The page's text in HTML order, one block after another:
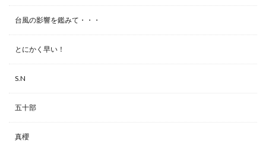
台風の影響を鑑みて・・・
とにかく早い！
S.N
五十部
真櫻